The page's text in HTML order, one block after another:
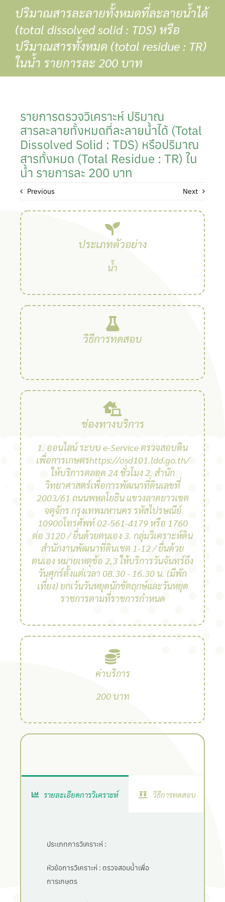
content
ปริมาณสารละลายทั้งหมดที่ละลายน้ำได้
(total dissolved solid : TDS) หรือ
ปริมาณสารทั้งหมด (total residue : TR)
ในน้ำ รายการละ 200 บาท
รายการตรวจวิเคราะห์ ปริมาณ
สารละลายทั้งหมดที่ละลายน้ำได้ (total
Dissolved Solid : TDS) หรือปริมาณ
สารทั้งหมด (total Residue : TR) ใน
น้ำ รายการละ 200 บาท
Previous Next
ประเภทตัวอย่าง
น้ำ
วิธีการทดสอบ
ช่องทางบริการ
1. ออนไลน์ ระบบ e-Service ตรวจสอบดิน
เพื่อการเกษตรhttps://osd101.ldd.go.th/
ให้บริการตลอด 24 ชั่วโมง 2. สํานัก
วิทยาศาสตร์เพื่อการพัฒนาที่ดินเลขที่
2003/61 ถนนพหลโยธิน แขวงลาดยาวเขต
จตุจักร กรุงเทพมหานคร รหัสไปรษณีย์
10900โทรศัพท์ 02-561-4179 หรือ 1760
ต่อ 3120 / ยื่นด้วยตนเอง 3. กลุ่มวิเคราะห์ดิน
สํานักงานพัฒนาที่ดินเขต 1-12 / ยื่นด้วย
ตนเอง หมายเหตุข้อ 2,3 ให้บริการวันจันทร์ถึง
วันศุกร์ตั้งแต่เวลา 08.30 - 16.30 น. (มีพัก
เที่ยง) ยกเว้นวันหยุดนักขัตฤกษ์และวันหยุด
ราชการตามที่ราชการกําหนด
ค่าบริการ
200 บาท
รายละเอียดการวิเคราะห์ วิธีการทดสอบ
ประเภทการวิเคราะห์ :
หัวข้อการวิเคราะห์ : ตรวจสอบน้ำเพื่อ
การเกษตร